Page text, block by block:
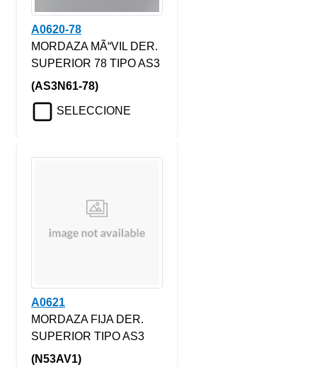
A0620-78
MORDAZA MÃ“VIL DER.
SUPERIOR 78 TIPO AS3
(AS3N61-78)
SELECCIONE
A0621
MORDAZA FIJA DER.
SUPERIOR TIPO AS3
(N53AV1)